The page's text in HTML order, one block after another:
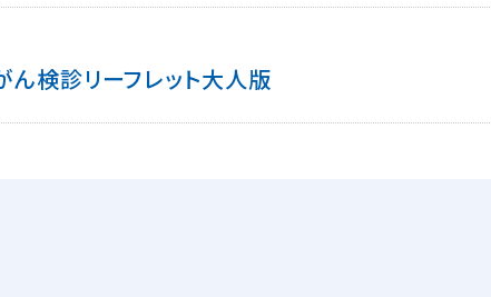
ん検診リーフレット大人版